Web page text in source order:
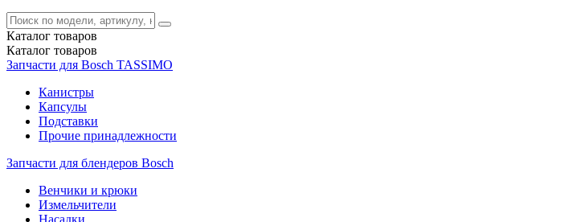
Каталог товаров
Каталог товаров
Запчасти для Bosch TASSIMO
Канистры
Капсулы
Подставки
Прочие принадлежности
Запчасти для блендеров Bosch
Венчики и крюки
Измельчители